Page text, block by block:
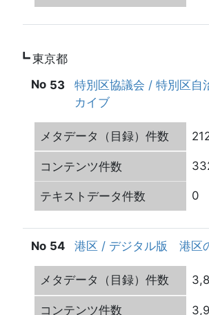
東京都
特別区協議会 / 特別区自
カイブ
53
0
港区 / デジタル版 港区
54